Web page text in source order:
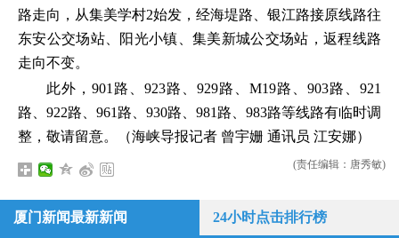
路走向，从集美学村2始发，经海堤路、银江路接原线路往
东安公交场站、阳光小镇、集美新城公交场站，返程线路
走向不变。
此外，901路、923路、929路、M19路、903路、921
路、922路、961路、930路、981路、983路等线路有临时调
整，敬请留意。（海峡导报记者 曾宇姗 通讯员 江安娜）
(责任编辑：唐秀敏)
厦门新闻最新新闻 24小时点击排行榜